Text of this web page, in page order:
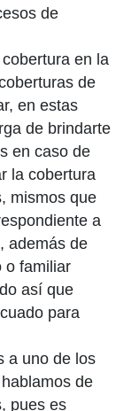
de
en la
de
en estas
de brindarte
en caso de
la cobertura
mismos que
a
además de
o familiar
así que
para
a uno de los
de
pues es